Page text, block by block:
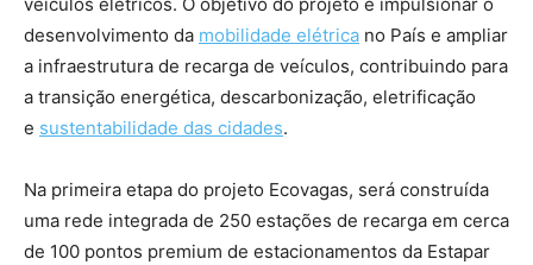
veículos elétricos. O objetivo do projeto é impulsionar o
desenvolvimento da mobilidade elétrica no País e ampliar
a infraestrutura de recarga de veículos, contribuindo para
a transição energética, descarbonização, eletrificação
e sustentabilidade das cidades.
Na primeira etapa do projeto Ecovagas, será construída
uma rede integrada de 250 estações de recarga em cerca
de 100 pontos premium de estacionamentos da Estapar